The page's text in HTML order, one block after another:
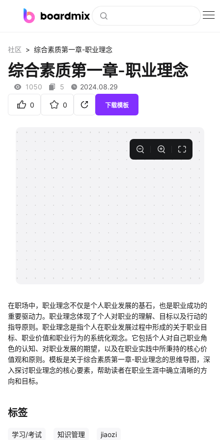
社区资源
下载
私有化部署
客户案例
支持
帮助中心
知识分享社区
社区 > 综合素质第一章-职业理念
综合素质第一章-职业理念
1050 5 2024.08.29
0 0 下载模板
在职场中，职业理念不仅是个人职业发展的基石，也是职业成功的
重要驱动力。职业理念体现了个人对职业的理解、目标以及行动的
指导原则。职业理念是指个人在职业发展过程中形成的关于职业目
标、职业价值和职业行为的系统化观念。它包括个人对自己职业角
色的认知、对职业发展的期望，以及在职业实践中所秉持的核心价
值观和原则。模板是关于综合素质第一章-职业理念的思维导图，深
入探讨职业理念的核心要素，帮助读者在职业生涯中确立清晰的方
向和目标。
标签
学习/考试 知识管理 jiaozi